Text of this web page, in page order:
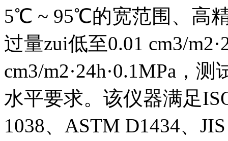
5℃ ~ 95℃的宽范围、高
过量zui低至0.01 cm3/
cm3/m2·24h·0.1MPa，
水平要求。该仪器满足
1038、ASTM D1434、